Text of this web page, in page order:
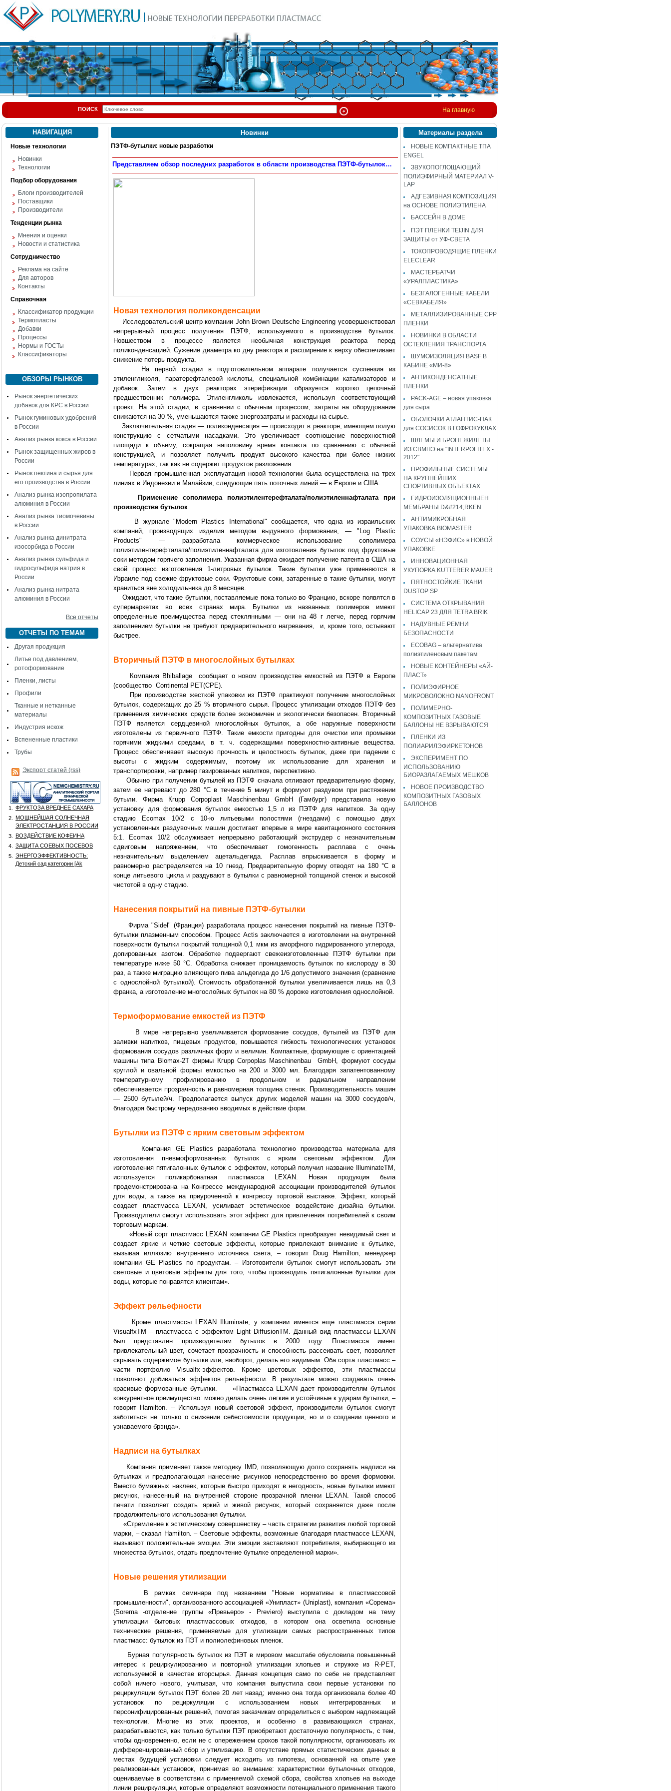
ПОИСК На главную
НАВИГАЦИЯ
Новые технологии
Новинки
Технологии
Подбор оборудования
Блоги производителей
Поставщики
Производители
Тенденции рынка
Мнения и оценки
Новости и статистика
Сотрудничество
Реклама на сайте
Для авторов
Контакты
Справочная
Классификатор продукции
Термопласты
Добавки
Процессы
Нормы и ГОСТы
Классификаторы
ОБЗОРЫ РЫНКОВ
Рынок энергетических
добавок для КРС в России
Рынок гуминовых удобрений
в России
Анализ рынка кокса в России
Рынок защищенных жиров в
России
Рынок пектина и сырья для
его производства в России
Анализ рынка изопропилата
алюминия в России
Анализ рынка тиомочевины
в России
Анализ рынка динитрата
изосорбида в России
Анализ рынка сульфида и
гидросульфида натрия в
России
Анализ рынка нитрата
алюминия в России
Все отчеты
ОТЧЕТЫ ПО ТЕМАМ
Другая продукция
Литье под давлением,
ротоформование
Пленки, листы
Профили
Тканные и нетканные
материалы
Индустрия искож
Вспененные пластики
Трубы
Экспорт статей (rss)
1.
ФРУКТОЗА ВРЕДНЕЕ САХАРА
2.
МОЩНЕЙШАЯ СОЛНЕЧНАЯ
ЭЛЕКТРОСТАНЦИЯ В РОССИИ
3.
ВОЗДЕЙСТВИЕ КОФЕИНА
4.
ЗАЩИТА СОЕВЫХ ПОСЕВОВ
5.
ЭНЕРГОЭФФЕКТИВНОСТЬ:
Детский сад категории [Аk
Новинки
ПЭТФ-бутылки: новые разработки
Представляем обзор последних разработок в области производства ПЭТФ-бутылок…
Новая технология поликонденсации
Исследовательский центр компании John Brown Deutsche Engineering усовершенствовал
непрерывный процесс получения ПЭТФ, используемого в производстве бутылок.
Новшеством в процессе является необычная конструкция реактора перед
поликонденсацией. Сужение диаметра ко дну реактора и расширение к верху обеспечивает
снижение потерь продукта.
На первой стадии в подготовительном аппарате получается суспензия из
этиленгликоля, паратерефталевой кислоты, специальной комбинации катализаторов и
добавок. Затем в двух реакторах этерификации образуется коротко цепочный
предшественник полимера. Этиленгликоль извлекается, используя соответствующий
проект. На этой стадии, в сравнении с обычным процессом, затраты на оборудование
снижаются на 30 %, уменьшаются также энергозатраты и расходы на сырье.
Заключительная стадия — поликонденсация — происходит в реакторе, имеющем полую
конструкцию с сетчатыми насадками. Это увеличивает соотношение поверхностной
площади к объему, сокращая наполовину время контакта по сравнению с обычной
конструкцией, и позволяет получить продукт высокого качества при более низких
температурах, так как не содержит продуктов разложения.
Первая промышленная эксплуатация новой технологии была осуществлена на трех
линиях в Индонезии и Малайзии, следующие пять поточных линий — в Европе и СШA.
Применение сополимера полиэтилентерефталата/полиэтиленнафталата при
производстве бутылок
В журнале "Modern Plastics International" сообщается, что одна из израильских
компаний, производящих изделия методом выдувного формования, — "Log Plastic
Products" — разработала коммерческое использование сополимера
полиэтилентерефталата/полиэтиленнафталата для изготовления бутылок под фруктовые
соки методом горячего заполнения. Указанная фирма ожидает получение патента в США на
свой процесс изготовления 1-литровых бутылок. Такие бутылки уже применяются в
Израиле под свежие фруктовые соки. Фруктовые соки, затаренные в такие бутылки, могут
храниться вне холодильника до 8 месяцев.
Ожидают, что такие бутылки, поставляемые пока только во Францию, вскоре появятся в
супермаркетах во всех странах мира. Бутылки из названных полимеров имеют
определенные преимущества перед стеклянными — они на 48 г легче, перед горячим
заполнением бутылки не требуют предварительного нагревания, и, кроме того, остывают
быстрее.
Вторичный ПЭТФ в многослойных бутылках
Компания Bhiballage сообщает о новом производстве емкостей из ПЭТФ в Европе
(сообщество Continental PET(СРE).
При производстве жесткой упаковки из ПЭТФ практикуют получение многослойных
бутылок, содержащих до 25 % вторичного сырья. Процесс утилизации отходов ПЭТФ без
применения химических средств более экономичен и экологически безопасен. Вторичный
ПЭТФ является сердцевиной многослойных бутылок, а обе наружные поверхности
изготовлены из первичного ПЭТФ. Такие емкости пригодны для очистки или промывки
горячими жидкими средами, в т. ч. содержащими поверхностно-активные вещества.
Процесс обеспечивает высокую прочность и целостность бутылок, даже при падении с
высоты с жидким содержимым, поэтому их использование для хранения и
транспортировки, например газированных напитков, перспективно.
Обычно при получении бутылей из ПЭТФ сначала отливают предварительную форму,
затем ее нагревают до 280 °С в течение 5 минут и формуют раздувом при растяжении
бутыли. Фирма Кгuрр Corpoplast Maschinenbau GmbH (Гамбург) представила новую
установку для формования бутылок емкостью 1,5 л из ПЭТФ для напитков. За одну
стадию Ecomах 10/2 с 10-ю литьевыми полостями (гнездами) с помощью двух
установленных раздувочных машин достигает впервые в мире кавитационного состояния
5:1. Ecomax 10/2 обслуживает непрерывно работающий экструдер с незначительным
сдвиговым напряжением, что обеспечивает гомогенность расплава с очень
незначительным выделением ацетальдегида. Расплав впрыскивается в форму и
равномерно распределяется на 10 гнезд. Предварительную форму отводят на 180 °C в
конце литьевого цикла и раздувают в бутылки с равномерной толщиной стенок и высокой
чистотой в одну стадию.
Нанесения покрытий на пивные ПЭТФ-бутылки
Фирма "Sidel" (Франция) разработала процесс нанесения покрытий на пивные ПЭТФ-
бутылки плазменным способом. Процесс Actis заключается в изготовлении на внутренней
поверхности бутылки покрытий толщиной 0,1 мкм из аморфного гидрированного углерода,
допированных азотом. Обработке подвергают свежеизготовленные ПЭТФ бутылки при
температуре ниже 50 °С. Обработка снижает проницаемость бутылок по кислороду в 30
paз, а также миграцию влияющего пива альдегида до 1/6 допустимого значения (сравнение
с однослойной бутылкой). Стоимость обработанной бутылки увеличивается лишь на 0,3
франка, а изготовление многослойных бутылок на 80 % дороже изготовления однослойной.
Термоформование емкостей из ПЭТФ
В мире непрерывно увеличивается формование сосудов, бутылей из ПЭТФ для
заливки напитков, пищевых продуктов, повышается гибкость технологических установок
формования сосудов различных форм и величин. Компактные, формующие с ориентацией
машины типа Blomax-2T фирмы Кгuрр Corpoplas Maschinenbau GmbH, формуют сосуды
круглой и овальной формы емкостью на 200 и 3000 мл. Благодаря запатентованному
температурному профилированию в продольном и радиальном направлении
обеспечивается прозрачность и равномерная толщина стенок. Производительность машин
— 2500 бутылей/ч. Предполагается выпуск других моделей машин на 3000 сосудов/ч,
благодаря быстрому чередованию вводимых в действие форм.
Бутылки из ПЭТФ с ярким световым эффектом
Компания GE Plastics разработала технологию производства материала для
изготовления пневмоформованных бутылок с ярким световым эффектом. Для
изготовления пятигалонных бутылок с эффектом, который получил название IlluminateTM,
используется поликарбонатная пластмасса LEXAN. Новая продукция была
продемонстрирована на Конгрессе международной ассоциации производителей бутылок
для воды, а также на приуроченной к конгрессу торговой выставке. Эффект, который
создает пластмасса LEXAN, усиливает эстетическое воздействие дизайна бутылки.
Производители смогут использовать этот эффект для привлечения потребителей к своим
торговым маркам.
«Новый сорт пластмасс LEXAN компании GE Plastics преобразует невидимый свет и
создает яркие и четкие световые эффекты, которые привлекают внимание к бутылке,
вызывая иллюзию внутреннего источника света, – говорит Doug Hamilton, менеджер
компании GE Plastics по продуктам. – Изготовители бутылок смогут использовать эти
световые и цветовые эффекты для того, чтобы производить пятигалонные бутылки для
воды, которые понравятся клиентам».
Эффект рельефности
Кроме пластмассы LEXAN Illuminate, у компании имеется еще пластмасса серии
VisualfxTM – пластмасса с эффектом Light DiffusionTM. Данный вид пластмассы LEXAN
был представлен производителям бутылок в 2000 году. Пластмасса имеет
привлекательный цвет, сочетает прозрачность и способность рассеивать свет, позволяет
скрывать содержимое бутылки или, наоборот, делать его видимым. Оба сорта пластмасс –
части портфолио Visualfx-эффектов. Кроме цветовых эффектов, эти пластмассы
позволяют добиваться эффектов рельефности. В результате можно создавать очень
красивые формованные бутылки. «Пластмасса LEXAN дает производителям бутылок
конкурентное преимущество: можно делать очень легкие и устойчивые к ударам бутылки, –
говорит Hamilton. – Используя новый световой эффект, производители бутылок смогут
заботиться не только о снижении себестоимости продукции, но и о создании ценного и
узнаваемого брэнда».
Надписи на бутылках
Компания применяет также методику IMD, позволяющую долго сохранять надписи на
бутылках и предполагающая нанесение рисунков непосредственно во время формовки.
Вместо бумажных наклеек, которые быстро приходят в негодность, новые бутылки имеют
рисунок, нанесенный на внутренней стороне прозрачной пленки LEXAN. Такой способ
печати позволяет создать яркий и живой рисунок, который сохраняется даже после
продолжительного использования бутылки.
«Стремление к эстетическому совершенству – часть стратегии развития любой торговой
марки, – сказал Hamilton. – Световые эффекты, возможные благодаря пластмассе LEXAN,
вызывают положительные эмоции. Эти эмоции заставляют потребителя, выбирающего из
множества бутылок, отдать предпочтение бутылке определенной марки».
Новые решения утилизации
В рамках семинара под названием "Новые нормативы в пластмассовой
промышленности", организованного ассоциацией «Унипласт» (Uniplast), компания «Сорема»
(Sorema -отделение группы «Превьеро» - Previero) выступила с докладом на тему
утилизации бытовых пластмассовых отходов, в котором она осветила основные
технические решения, применяемые для утилизации самых распространенных типов
пластмасс: бутылок из ПЭТ и полиолефиновых пленок.
Бурная популярность бутылок из ПЭТ в мировом масштабе обусловила повышенный
интерес к рециркулированию и повторной утилизации хлопьев и стружке из R-PET,
используемой в качестве вторсырья. Данная концепция само по себе не представляет
собой ничего нового, учитывая, что компания выпустила свои первые установки по
рециркуляции бутылок ПЭТ более 20 лет назад; именно она тогда организовала более 40
установок по рециркуляции с использованием новых интегрированных и
персонифицированных решений, помогая заказчикам определиться с выбором надлежащей
технологии. Многие из этих проектов, и особенно в развивающихся странах,
разрабатываются, как только бутылки ПЭТ приобретают достаточную популярность, с тем,
чтобы одновременно, если не с опережением сроков такой популярности, организовать их
дифференцированный сбор и утилизацию. В отсутствие прямых статистических данных в
местах будущей установки следует исходить из гипотезы, основанной на опыте уже
реализованных установок, принимая во внимание: характеристики бутылочных отходов,
оцениваемые в соответствии с применяемой схемой сбора, свойства хлопьев на выходе
линии рециркуляции, которые определяют возможности потенциального применения такого
Материалы раздела
НОВЫЕ КОМПАКТНЫЕ ТПА
ENGEL
ЗВУКОПОГЛОЩАЮЩИЙ
ПОЛИЭФИРНЫЙ МАТЕРИАЛ V-
LAP
АДГЕЗИВНАЯ КОМПОЗИЦИЯ
на ОСНОВЕ ПОЛИЭТИЛЕНА
БАССЕЙН В ДОМЕ
ПЭТ ПЛЕНКИ TEIJIN ДЛЯ
ЗАЩИТЫ от УФ-СВЕТА
ТОКОПРОВОДЯЩИЕ ПЛЕНКИ
ELECLEAR
МАСТЕРБАТЧИ
«УРАЛПЛАСТИКА»
БЕЗГАЛОГЕННЫЕ КАБЕЛИ
«СЕВКАБЕЛЯ»
МЕТАЛЛИЗИРОВАННЫЕ CPP
ПЛЕНКИ
НОВИНКИ В ОБЛАСТИ
ОСТЕКЛЕНИЯ ТРАНСПОРТА
ШУМОИЗОЛЯЦИЯ BASF В
КАБИНЕ «МИ-8»
АНТИКОНДЕНСАТНЫЕ
ПЛЕНКИ
PACK-AGE – новая упаковка
для сыра
ОБОЛОЧКИ АТЛАНТИС-ПАК
для СОСИСОК В ГОФРОКУКЛАХ
ШЛЕМЫ И БРОНЕЖИЛЕТЫ
ИЗ СВМПЭ на "INTERPOLITEX -
2012".
ПРОФИЛЬНЫЕ СИСТЕМЫ
НА КРУПНЕЙШИХ
СПОРТИВНЫХ ОБЪЕКТАХ
ГИДРОИЗОЛЯЦИОННЫЕН
МЕМБРАНЫ D&#214;RKEN
АНТИМИКРОБНАЯ
УПАКОВКА BIOMASTER
СОУСЫ «НЭФИС» в НОВОЙ
УПАКОВКЕ
ИННОВАЦИОННАЯ
УКУПОРКА KUTTERER MAUER
ПЯТНОСТОЙКИЕ ТКАНИ
DUSTOP SP
СИСТЕМА ОТКРЫВАНИЯ
HELICAP 23 ДЛЯ TETRA BRIK
НАДУВНЫЕ РЕМНИ
БЕЗОПАСНОСТИ
ECOBAG – альтернатива
полиэтиленовым пакетам
НОВЫЕ КОНТЕЙНЕРЫ «АЙ-
ПЛАСТ»
ПОЛИЭФИРНОЕ
МИКРОВОЛОКНО NANOFRONT
ПОЛИМЕРНО-
КОМПОЗИТНЫХ ГАЗОВЫЕ
БАЛЛОНЫ НЕ ВЗРЫВАЮТСЯ
ПЛЕНКИ ИЗ
ПОЛИАРИЛЭФИРКЕТОНОВ
ЭКСПЕРИМЕНТ ПО
ИСПОЛЬЗОВАНИЮ
БИОРАЗЛАГАЕМЫХ МЕШКОВ
НОВОЕ ПРОИЗВОДСТВО
КОМПОЗИТНЫХ ГАЗОВЫХ
БАЛЛОНОВ